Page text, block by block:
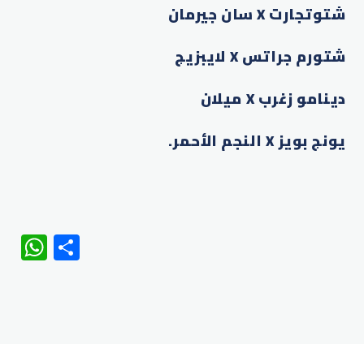
شتوتجارت X سان جيرمان
شتورم جراتس X لايبزيج
دينامو زغرب X ميلان
يونج بويز X النجم الأحمر.
WhatsApp